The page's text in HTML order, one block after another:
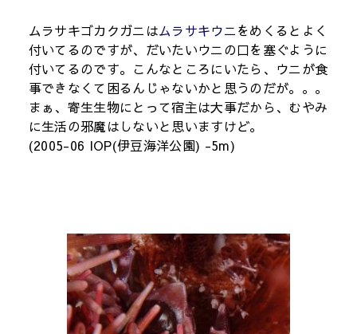
ムラサキゴカクガニはムラサキウニをめくるとよく
付いてるのですが、だいたいウニの口を塞ぐように
付いてるのです。こんなところにいたら、ウニが食
事できなくて困るんじゃないかと思うのだが。。。
まぁ、寄生生物にとって宿主は大事だから、むやみ
に生活の邪魔はしないと思いますけど。
(2005-06 IOP(伊豆海洋公園) -5m)